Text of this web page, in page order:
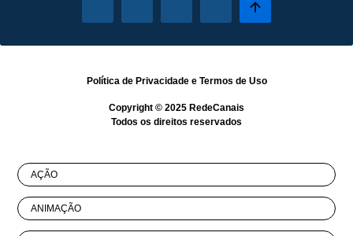
Política de Privacidadee Termos de Uso
Copyright © 2025 RedeCanais
Todos os direitos reservados
AÇÃO
ANIMAÇÃO